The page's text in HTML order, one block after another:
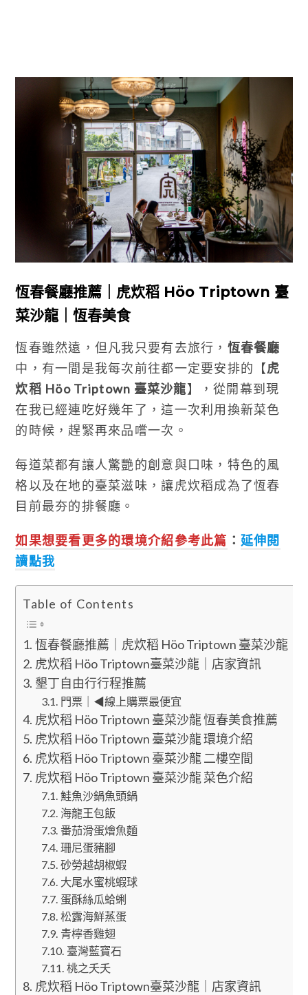
恆春餐廳推薦｜ 虎炊稻 Höo Triptown 臺
菜沙龍 ｜恆春美食
恆春雖然遠，但凡我只要有去旅行， 恆春餐廳
中，有一間是我每次前往都一定要安排的【虎
炊稻 Höo Triptown 臺菜沙龍】，從開幕到現
在我已經連吃好幾年了，這一次利用換新菜色
的時候，趕緊再來品嚐一次。
每道菜都有讓人驚艷的創意與口味，特色的風
格以及在地的臺菜滋味，讓虎炊稻成為了恆春
目前最夯的排餐廳。
如果想要看更多的環境介紹參考此篇 ： 延伸閱
讀點我
Table of Contents
恆春餐廳推薦｜虎炊稻 Höo Triptown 臺菜沙龍｜
虎炊稻 Höo Triptown臺菜沙龍｜店家資訊
墾丁自由行行程推薦
門票｜◀線上購票最便宜
虎炊稻 Höo Triptown 臺菜沙龍 恆春美食推薦
虎炊稻 Höo Triptown 臺菜沙龍 環境介紹
虎炊稻 Höo Triptown 臺菜沙龍 二樓空間
虎炊稻 Höo Triptown 臺菜沙龍 菜色介紹
鮭魚沙鍋魚頭鍋
海龍王包飯
番茄滑蛋燴魚麵
珊尼蛋豬腳
砂勞越胡椒蝦
大尾水蜜桃蝦球
蛋酥絲瓜蛤蜊
松露海鮮蒸蛋
青檸香雞翅
臺灣藍寶石
桃之夭夭
虎炊稻 Höo Triptown臺菜沙龍｜店家資訊